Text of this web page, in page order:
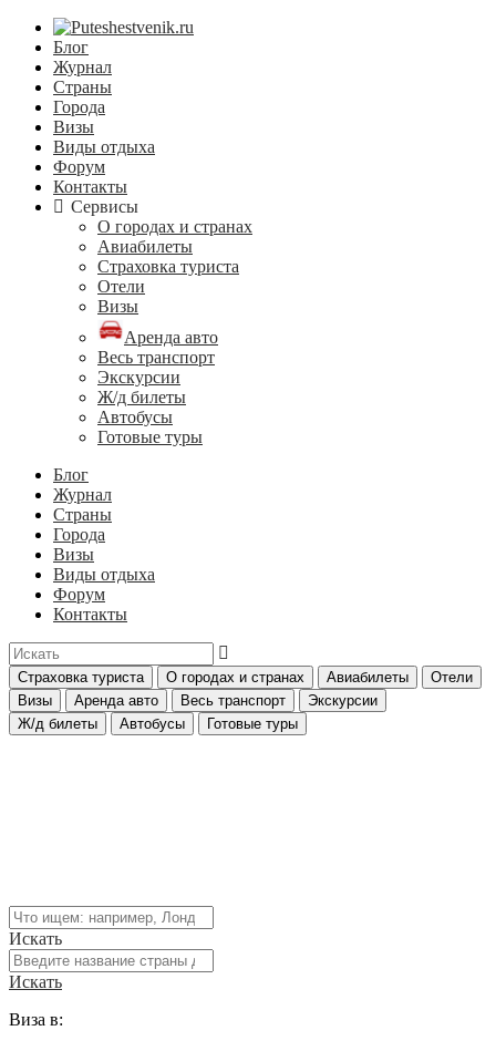
Блог
Журнал
Страны
Города
Визы
Виды отдыха
Форум
Контакты
Сервисы
О городах и странах
Авиабилеты
Страховка туриста
Отели
Визы
Аренда авто
Весь транспорт
Экскурсии
Ж/д билеты
Автобусы
Готовые туры
Блог
Журнал
Страны
Города
Визы
Виды отдыха
Форум
Контакты
Страховка туриста О городах и странах Авиабилеты
Отели
Визы
Аренда авто Весь транспорт
Экскурсии
Ж/д билеты
Автобусы Готовые туры
Искать
Искать
Виза в: